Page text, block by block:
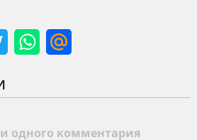
одного комментария